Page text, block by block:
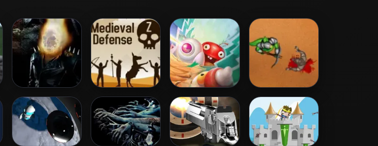
Death Alley Medieval Defense
Z
Apple Defender Azure Defender